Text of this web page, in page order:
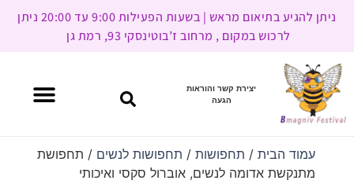
ניתן להגיע בתיאום מראש | בשעות הפעילות 9:00 עד 20:00 ניתן
לרכוש במקום , מרחוב ז’בוטינסקי 93, רמת גן
יצירת קשר והוראות
הגעה
עמוד הבית/ תחפושות/ תחפושות לנשים / תחפושת
מתנקשת אדומה לנשים, אוברול סקסי ואיכותי